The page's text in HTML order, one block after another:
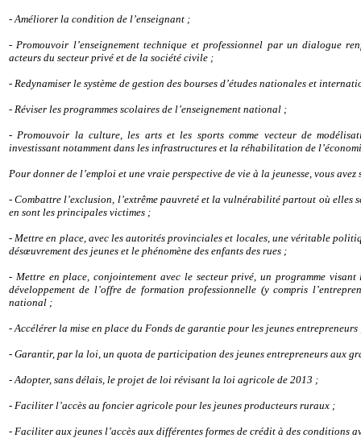
- Améliorer la condition de l’enseignant ;
- Promouvoir l’enseignement technique et professionnel par un dialogue
acteurs du secteur privé et de la société civile ;
- Redynamiser le système de gestion des bourses d’études nationales et
- Réviser les programmes scolaires de l’enseignement national ;
- Promouvoir la culture, les arts et les sports comme vecteur de
investissant notamment dans les infrastructures et la réhabilitation de
Pour donner de l’emploi et une vraie perspective de vie à la jeunesse, vous avez
- Combattre l’exclusion, l’extrême pauvreté et la vulnérabilité partout où elles
en sont les principales victimes ;
- Mettre en place, avec les autorités provinciales et locales, une véritable
désœuvrement des jeunes et le phénomène des enfants des rues ;
- Mettre en place, conjointement avec le secteur privé, un programme
développement de l’offre de formation professionnelle (y compris
national ;
- Accélérer la mise en place du Fonds de garantie pour les jeunes
- Garantir, par la loi, un quota de participation des jeunes entrepreneurs aux
- Adopter, sans délais, le projet de loi révisant la loi agricole de 2013 ;
- Faciliter l’accès au foncier agricole pour les jeunes producteurs ruraux ;
- Faciliter aux jeunes l’accès aux différentes formes de crédit à des conditions